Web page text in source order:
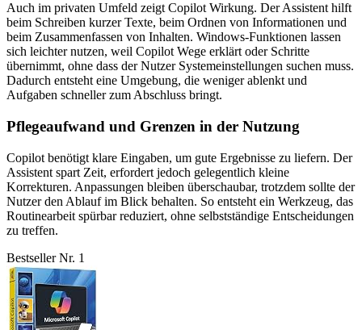
Auch im privaten Umfeld zeigt Copilot Wirkung. Der Assistent hilft
beim Schreiben kurzer Texte, beim Ordnen von Informationen und
beim Zusammenfassen von Inhalten. Windows-Funktionen lassen
sich leichter nutzen, weil Copilot Wege erklärt oder Schritte
übernimmt, ohne dass der Nutzer Systemeinstellungen suchen muss.
Dadurch entsteht eine Umgebung, die weniger ablenkt und
Aufgaben schneller zum Abschluss bringt.
Pflegeaufwand und Grenzen in der Nutzung
Copilot benötigt klare Eingaben, um gute Ergebnisse zu liefern. Der
Assistent spart Zeit, erfordert jedoch gelegentlich kleine
Korrekturen. Anpassungen bleiben überschaubar, trotzdem sollte der
Nutzer den Ablauf im Blick behalten. So entsteht ein Werkzeug, das
Routinearbeit spürbar reduziert, ohne selbstständige Entscheidungen
zu treffen.
Bestseller Nr. 1